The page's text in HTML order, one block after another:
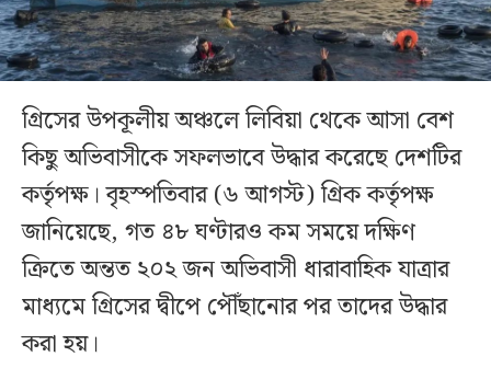
গ্রিসের উপকূলীয় অঞ্চলে লিবিয়া থেকে আসা বেশ
কিছু অভিবাসীকে সফলভাবে উদ্ধার করেছে দেশটির
কর্তৃপক্ষ। বৃহস্পতিবার (৬ আগস্ট) গ্রিক কর্তৃপক্ষ
জানিয়েছে, গত ৪৮ ঘণ্টারও কম সময়ে দক্ষিণ
ক্রিতে অন্তত ২০২ জন অভিবাসী ধারাবাহিক যাত্রার
মাধ্যমে গ্রিসের দ্বীপে পৌঁছানোর পর তাদের উদ্ধার
করা হয়।